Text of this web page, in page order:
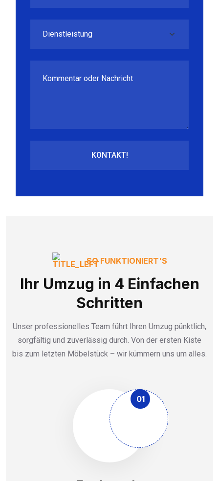
SO FUNKTIONIERT'S
Ihr Umzug in 4 Einfachen
Schritten
Unser professionelles Team führt Ihren Umzug pünktlich,
sorgfältig und zuverlässig durch. Von der ersten Kiste
bis zum letzten Möbelstück – wir kümmern uns um alles.
01